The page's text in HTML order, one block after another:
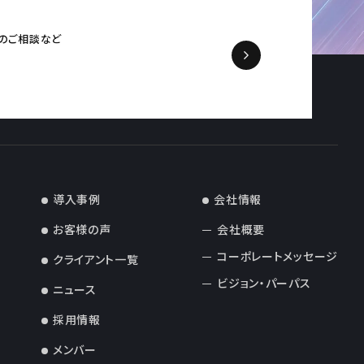
ご相談など
導入事例
お客様の声
クライアント一覧
ニュース
採用情報
メンバー
会社情報
会社概要
コーポレートメッセージ
ビジョン・パーパス